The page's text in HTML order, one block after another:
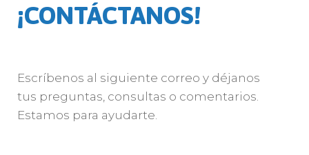
¡CONTÁCTANOS!
Escríbenos al siguiente correo y déjanos
tus preguntas, consultas o comentarios.
Estamos para ayudarte.